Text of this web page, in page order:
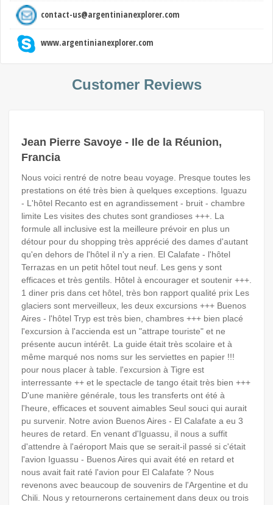
contact-us@argentinianexplorer.com
www.argentinianexplorer.com
Customer Reviews
Jean Pierre Savoye - Ile de la Réunion,
Francia
Nous voici rentré de notre beau voyage. Presque toutes les
prestations on été très bien à quelques exceptions. Iguazu
- L'hôtel Recanto est en agrandissement - bruit - chambre
limite Les visites des chutes sont grandioses +++. La
formule all inclusive est la meilleure prévoir en plus un
détour pour du shopping très apprécié des dames d'autant
qu'en dehors de l'hôtel il n'y a rien. El Calafate - l'hôtel
Terrazas en un petit hôtel tout neuf. Les gens y sont
efficaces et très gentils. Hôtel à encourager et soutenir +++.
1 diner pris dans cet hôtel, très bon rapport qualité prix Les
glaciers sont merveilleux, les deux excursions +++ Buenos
Aires - l'hôtel Tryp est très bien, chambres +++ bien placé
l'excursion à l'accienda est un "attrape touriste" et ne
présente aucun intérêt. La guide était très scolaire et à
même marqué nos noms sur les serviettes en papier !!!
pour nous placer à table. l'excursion à Tigre est
interressante ++ et le spectacle de tango était très bien +++
D'une manière générale, tous les transferts ont été à
l'heure, efficaces et souvent aimables Seul souci qui aurait
pu survenir. Notre avion Buenos Aires - El Calafate a eu 3
heures de retard. En venant d'Iguassu, il nous a suffit
d'attendre à l'aéroport Mais que se serait-il passé si c'était
l'avion Iguassu - Buenos Aires qui avait été en retard et
nous avait fait raté l'avion pour El Calafate ? Nous
revenons avec beaucoup de souvenirs de l'Argentine et du
Chili. Nous y retournerons certainement dans deux ou trois